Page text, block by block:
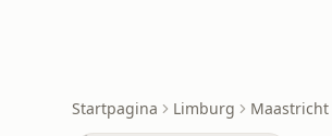
Startpagina Limburg Maastricht